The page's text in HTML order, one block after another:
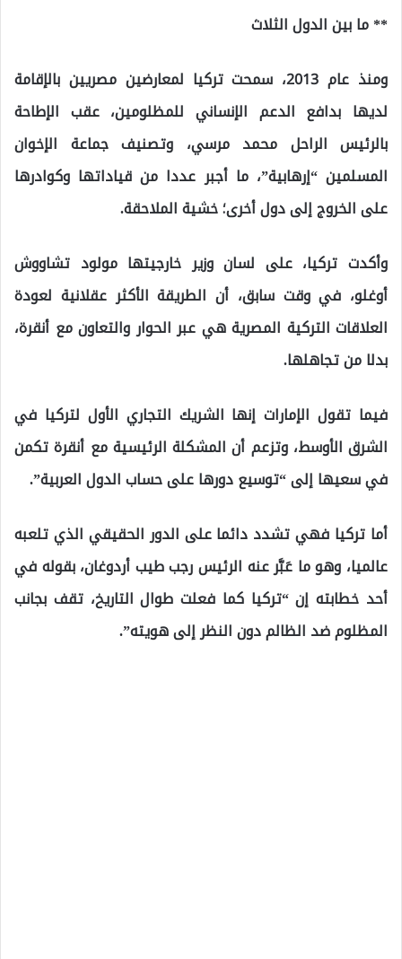
** ما بين الدول الثلاث
ومنذ عام 2013، سمحت تركيا لمعارضين مصريين بالإقامة
لديها بدافع الدعم الإنساني للمظلومين، عقب الإطاحة
بالرئيس الراحل محمد مرسي، وتصنيف جماعة الإخوان
المسلمين “إرهابية”، ما أجبر عددا من قياداتها وكوادرها
على الخروج إلى دول أخرى؛ خشية الملاحقة.
وأكدت تركيا، على لسان وزير خارجيتها مولود تشاووش
أوغلو، في وقت سابق، أن الطريقة الأكثر عقلانية لعودة
العلاقات التركية المصرية هي عبر الحوار والتعاون مع أنقرة،
بدلا من تجاهلها.
فيما تقول الإمارات إنها الشريك التجاري الأول لتركيا في
الشرق الأوسط، وتزعم أن المشكلة الرئيسية مع أنقرة تكمن
في سعيها إلى “توسيع دورها على حساب الدول العربية”.
أما تركيا فهي تشدد دائما على الدور الحقيقي الذي تلعبه
عالميا، وهو ما عَبَّر عنه الرئيس رجب طيب أردوغان، بقوله في
أحد خطابته إن “تركيا كما فعلت طوال التاريخ، تقف بجانب
المظلوم ضد الظالم دون النظر إلى هويته”.